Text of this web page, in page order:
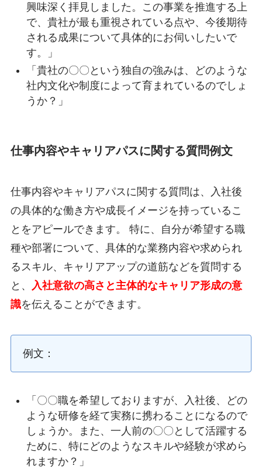
興味深く拝見しました。この事業を推進する上
で、貴社が最も重視されている点や、今後期待
される成果について具体的にお伺いしたいで
す。」
「貴社の〇〇という独自の強みは、どのような
社内文化や制度によって育まれているのでしょ
うか？」
仕事内容やキャリアパスに関する質問例文
仕事内容やキャリアパスに関する質問は、入社後
の具体的な働き方や成長イメージを持っているこ
とをアピールできます。 特に、自分が希望する職
種や部署について、具体的な業務内容や求められ
るスキル、キャリアアップの道筋などを質問する
と、
入社意欲の高さと主体的なキャリア形成の意
識を伝えることができます。
例文：
「〇〇職を希望しておりますが、入社後、どの
ような研修を経て実務に携わることになるので
しょうか。また、一人前の〇〇として活躍する
ために、特にどのようなスキルや経験が求めら
れますか？」